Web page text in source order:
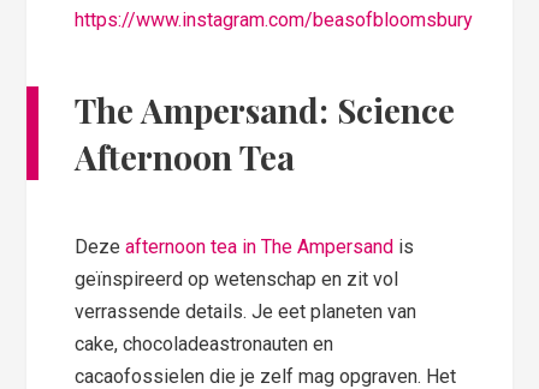
https://www.instagram.com/beasofbloomsbury
The Ampersand: Science
Afternoon Tea
Dezeafternoon tea in The Ampersand is
geïnspireerd op wetenschap en zit vol
verrassende details. Je eet planeten van
cake, chocoladeastronauten en
cacaofossielen die je zelf mag opgraven. Het